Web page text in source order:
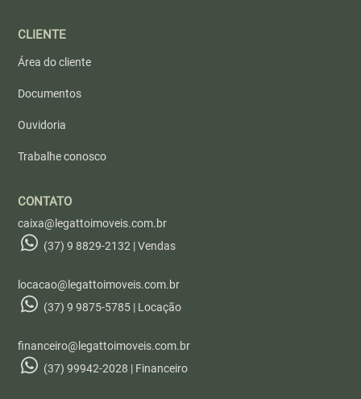
CLIENTE
Área do cliente
Documentos
Ouvidoria
Trabalhe conosco
CONTATO
caixa@legattoimoveis.com.br
(37) 9 8829-2132 | Vendas
locacao@legattoimoveis.com.br
(37) 9 9875-5785 | Locação
financeiro@legattoimoveis.com.br
(37) 99942-2028 | Financeiro